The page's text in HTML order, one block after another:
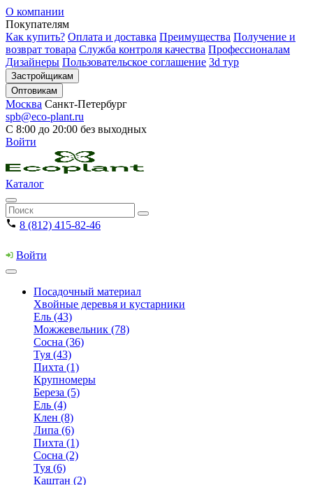
О компании
Покупателям
Как купить? Оплата и доставка Преимущества Получение и
возврат товара Служба контроля качества Профессионалам
Дизайнеры Пользовательское соглашение 3d тур
Застройщикам
Оптовикам
Москва Санкт-Петербург
spb@eco-plant.ru
С 8:00 до 20:00 без выходных
Войти
Каталог
8 (812) 415-82-46
Войти
Посадочный материал
Хвойные деревья и кустарники
Ель (43)
Можжевельник (78)
Сосна (36)
Туя (43)
Пихта (1)
Крупномеры
Береза (5)
Ель (4)
Клен (8)
Липа (6)
Пихта (1)
Сосна (2)
Туя (6)
Каштан (2)